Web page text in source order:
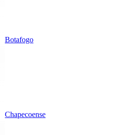
Botafogo
Chapecoense